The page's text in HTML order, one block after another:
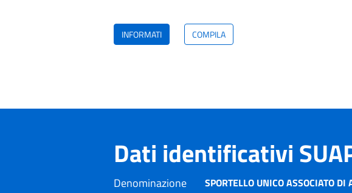
INFORMATI COMPILA
Dati identificativi
Denominazione SPORTELLO UNICO ASSOCIATO DI